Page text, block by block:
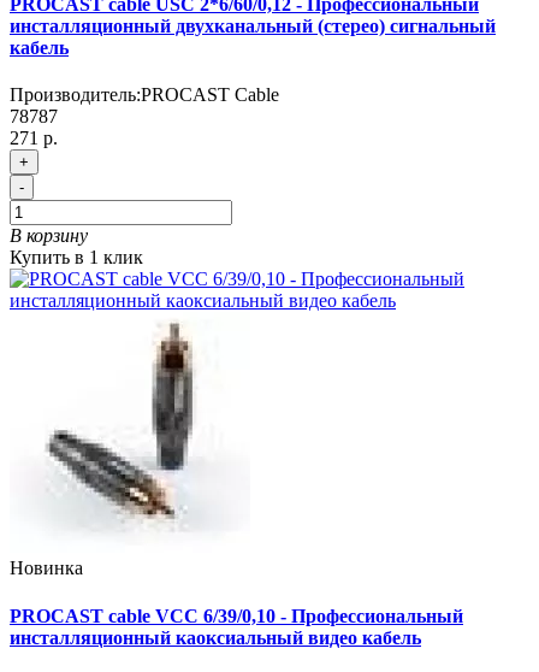
PROCAST cable USC 2*6/60/0,12 - Профессиональный
инсталляционный двухканальный (стерео) сигнальный
кабель
Производитель:PROCAST Cable
78787
271 р.
+
-
В корзину
Купить в 1 клик
Новинка
PROCAST cable VCC 6/39/0,10 - Профессиональный
инсталляционный каоксиальный видео кабель